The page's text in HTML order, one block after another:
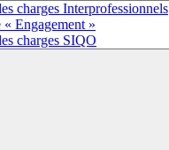
charges Interprofessionnels
Engagement »
charges SIQO